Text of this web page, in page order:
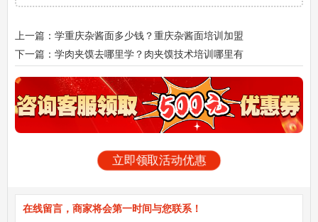
上一篇：学重庆杂酱面多少钱？重庆杂酱面培训加盟
下一篇：学肉夹馍去哪里学？肉夹馍技术培训哪里有
立即领取活动优惠
在线留言，商家将会第一时间与您联系！